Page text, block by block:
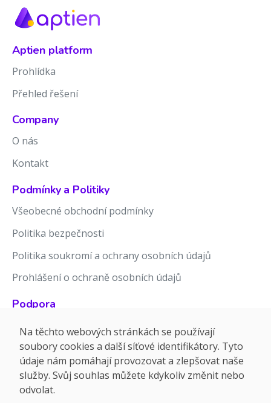
Aptien platform
Prohlídka
Přehled řešení
Company
O nás
Kontakt
Podmínky a Politiky
Všeobecné obchodní podmínky
Politika bezpečnosti
Politika soukromí a ochrany osobních údajů
Prohlášení o ochraně osobních údajů
Podpora
Znalostní báze
Release notes
Na těchto webových stránkách se používají
soubory cookies a další síťové identifikátory. Tyto
údaje nám pomáhají provozovat a zlepšovat naše
služby. Svůj souhlas můžete kdykoliv změnit nebo
odvolat.